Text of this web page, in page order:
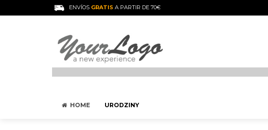
ENVÍOS GRATIS A PARTIR DE 70€
HOME URODZINY